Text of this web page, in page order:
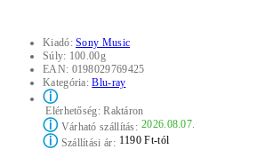
Kiadó:Sony Music
Súly: 100.00g
EAN: 0198029769425
Kategória:Blu-ray
ⓘ
Elérhetőség:Raktáron
ⓘVárható szállítás: 2026.08.07.
ⓘSzállítási ár: 1190 Ft-tól